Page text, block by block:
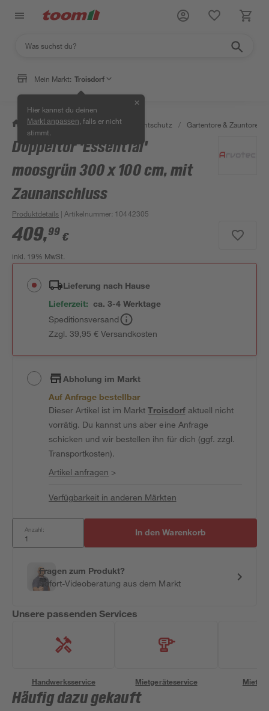
Mein Markt: Troisdorf
Hier kannst du deinen
Markt anpassen , falls er nicht
stimmt.
✕
/ Garten & Freizeit / Zäune & Sichtschutz / Gartentore & Zauntore
Doppeltor 'Essential'
moosgrün 300 x 100 cm, mit
Zaunanschluss
Produktdetails | Artikelnummer: 10442305
409,99 €
inkl. 19% MwSt.
Lieferung nach Hause
Lieferzeit: ca. 3-4 Werktage
Speditionsversand
Zzgl. 39,95 € Versandkosten
Abholung im Markt
Auf Anfrage bestellbar
Dieser Artikel ist im MarktTroisdorfaktuell nicht
vorrätig. Du kannst uns aber eine Anfrage
schicken und wir bestellen ihn für dich (ggf. zzgl.
Transportkosten).
Artikel anfragen >
Verfügbarkeit in anderen Märkten
Anzahl: In den Warenkorb
Fragen zum Produkt?
Sofort-Videoberatung aus dem Markt
Unsere passenden Services
Handwerksservice Mietgeräteservice
Häufig dazu gekauft